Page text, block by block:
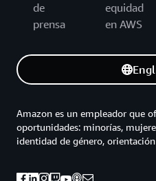
de
prensa
equidad
en AWS
Amazon es un empleador que
oportunidades: minorías,
identidad de género,